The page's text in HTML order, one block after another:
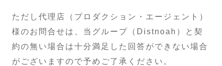
ただし代理店（プロダクション・エージェント）
様のお問合せは、当グループ（Distnoah）と契
約の無い場合は十分満足した回答ができない場合
がございますので予めご了承ください。